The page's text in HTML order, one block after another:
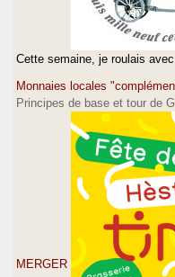
Cette semaine, je roulais
Monnaies locales
Principes de base et tour de
MERGER